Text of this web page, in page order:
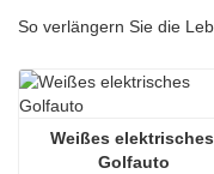
Weißes elektrisches
Golfauto